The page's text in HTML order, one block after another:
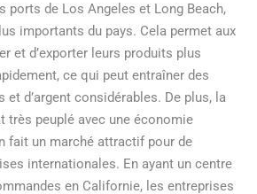
ports de Los Angeles et Long Beach,
importants du pays. Cela permet aux
et d’exporter leurs produits plus
ce qui peut entraîner des
d’argent considérables. De plus, la
très peuplé avec une économie
fait un marché attractif pour de
internationales. En ayant un centre
en Californie, les entreprises